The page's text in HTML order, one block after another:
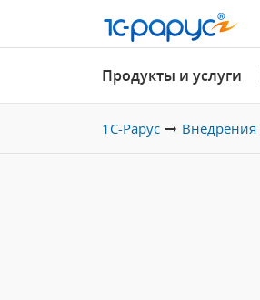
Продукты и услуги
1С-Рарус Внедрения